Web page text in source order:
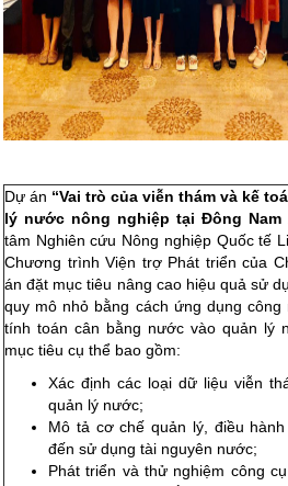
Dự án “Vai trò của viễn thám và kế
lý nước nông nghiệp tại Đông Nam
tâm Nghiên cứu Nông nghiệp Quốc tế
Chương trình Viện trợ Phát triển của
án đặt mục tiêu nâng cao hiệu quả sử
quy mô nhỏ bằng cách ứng dụng
tính toán cân bằng nước vào quản lý
mục tiêu cụ thể bao gồm:
Xác định các loại dữ liệu viễn
quản lý nước;
Mô tả cơ chế quản lý, điều
đến sử dụng tài nguyên nước;
Phát triển và thử nghiệm công